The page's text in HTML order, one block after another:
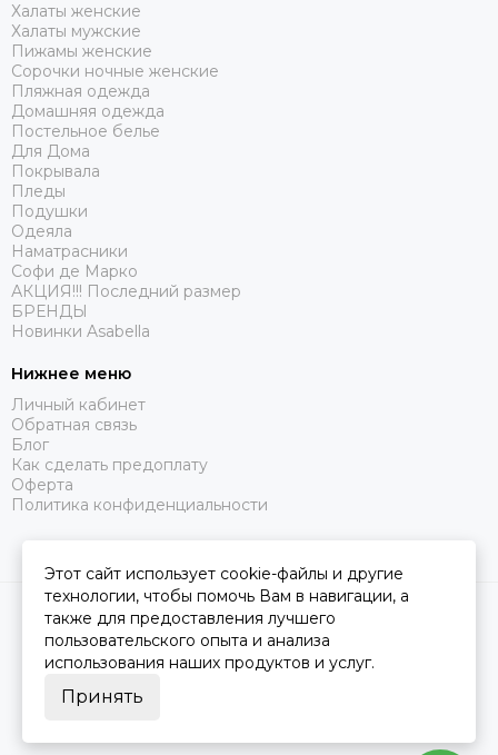
Халаты женские
Халаты мужские
Пижамы женские
Сорочки ночные женские
Пляжная одежда
Домашняя одежда
Постельное белье
Для Дома
Покрывала
Пледы
Подушки
Одеяла
Наматрасники
Софи де Марко
АКЦИЯ!!! Последний размер
БРЕНДЫ
Новинки Asabella
Нижнее меню
Личный кабинет
Обратная связь
Блог
Как сделать предоплату
Оферта
Политика конфиденциальности
2026 © Царство Сна.Карта сайта
Этот сайт использует cookie-файлы и другие
технологии, чтобы помочь Вам в навигации, а
также для предоставления лучшего
пользовательского опыта и анализа
использования наших продуктов и услуг.
Принять